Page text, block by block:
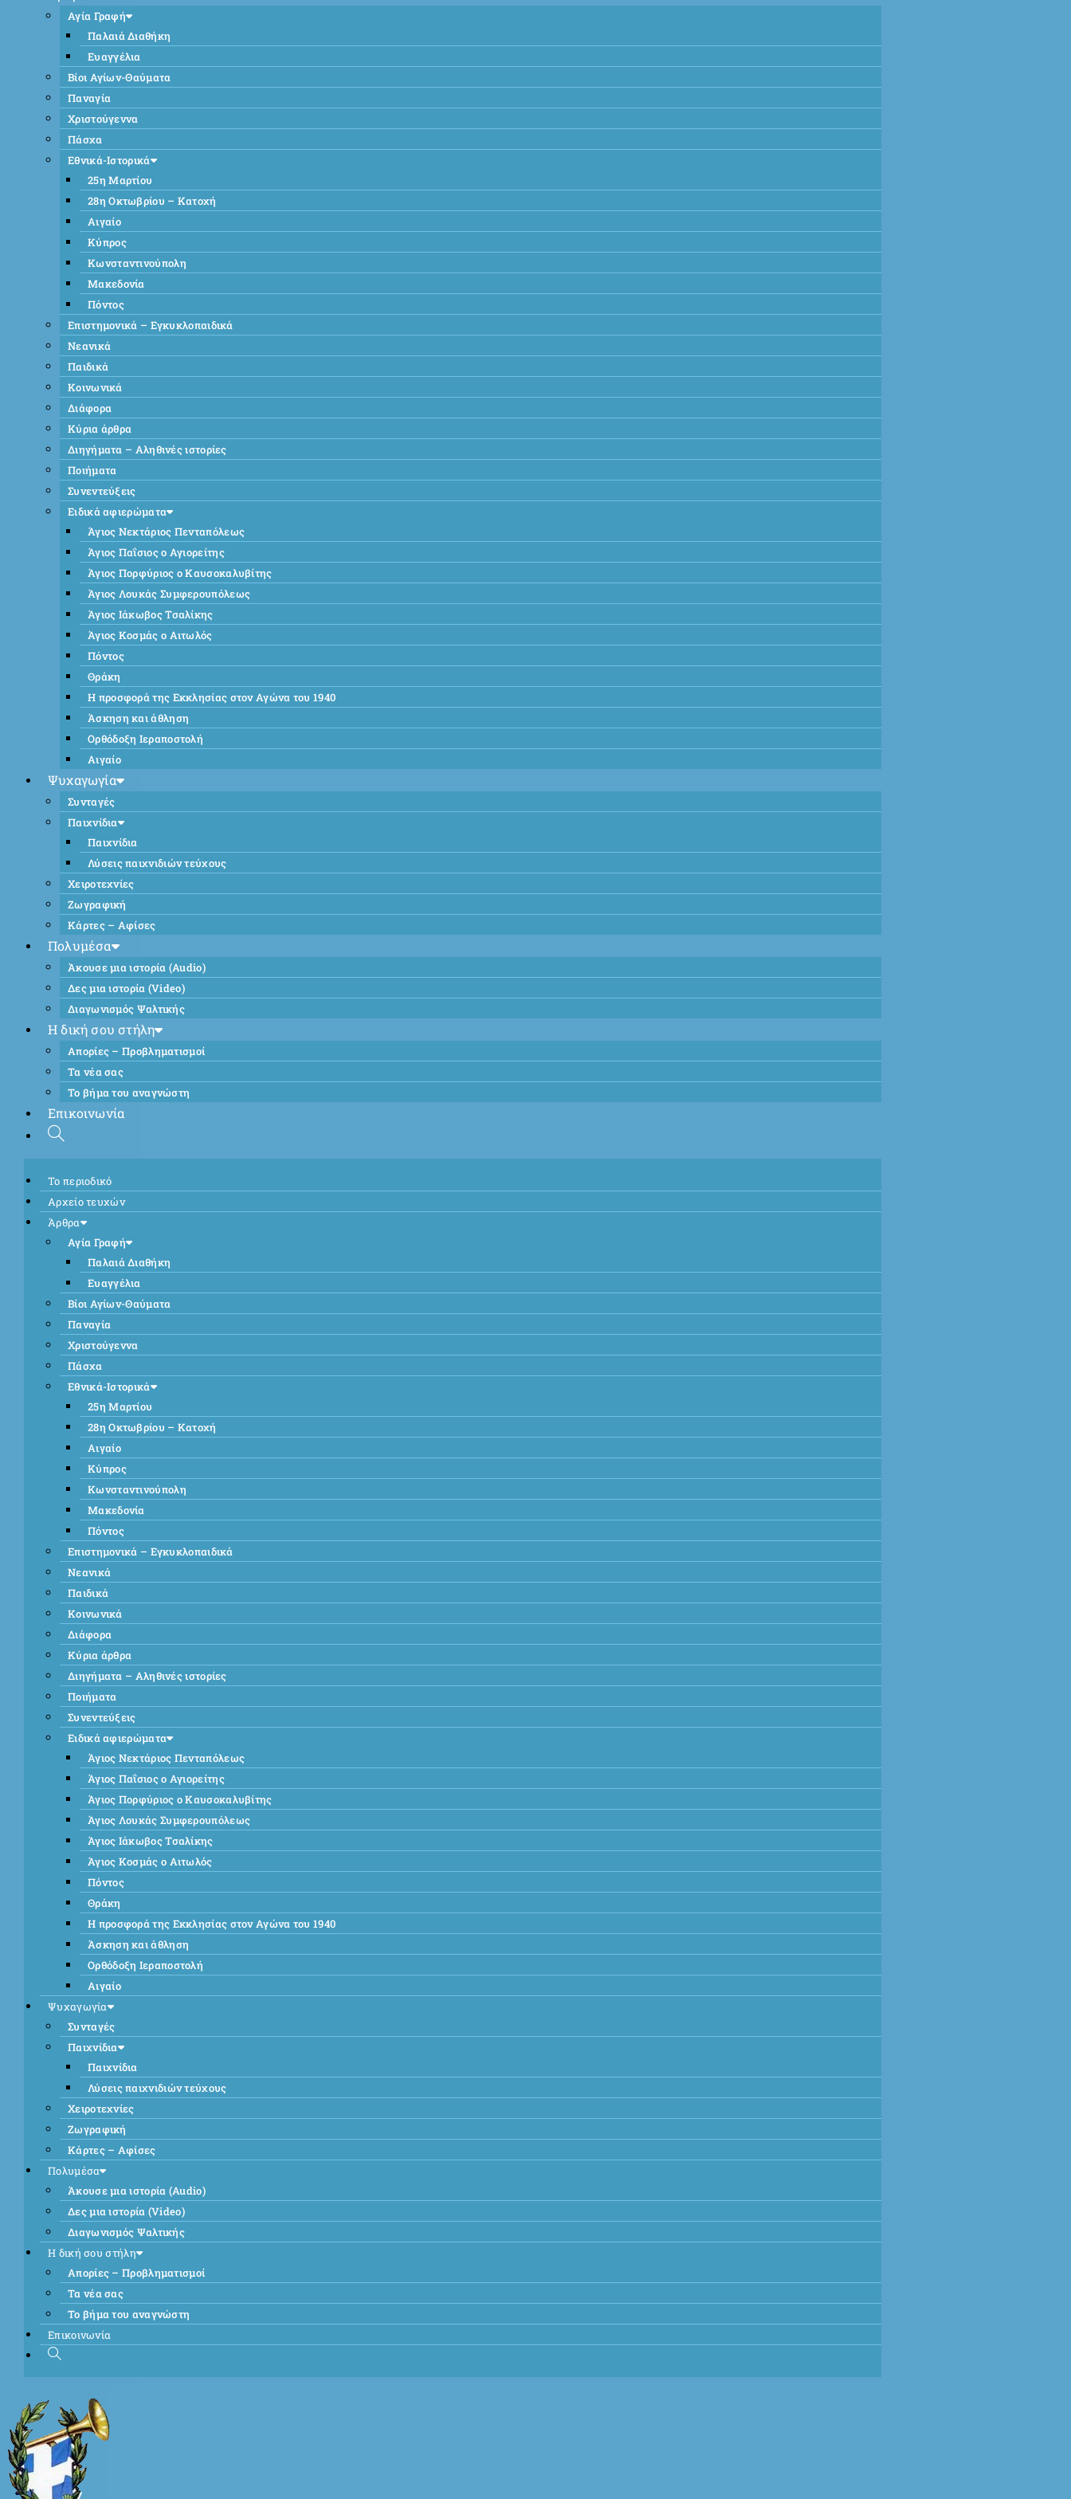
Αγία Γραφή
Παλαιά Διαθήκη
Ευαγγέλια
Βίοι Αγίων-Θαύματα
Παναγία
Χριστούγεννα
Πάσχα
Εθνικά-Ιστορικά
25η Μαρτίου
28η Οκτωβρίου – Κατοχή
Αιγαίο
Κύπρος
Κωνσταντινούπολη
Μακεδονία
Πόντος
Επιστημονικά – Εγκυκλοπαιδικά
Νεανικά
Παιδικά
Κοινωνικά
Διάφορα
Κύρια άρθρα
Διηγήματα – Αληθινές ιστορίες
Ποιήματα
Συνεντεύξεις
Ειδικά αφιερώματα
Άγιος Νεκτάριος Πενταπόλεως
Άγιος Παΐσιος ο Αγιορείτης
Άγιος Πορφύριος ο Καυσοκαλυβίτης
Άγιος Λουκάς Συμφερουπόλεως
Άγιος Ιάκωβος Τσαλίκης
Άγιος Κοσμάς ο Αιτωλός
Πόντος
Θράκη
Η προσφορά της Εκκλησίας στον Αγώνα του 1940
Άσκηση και άθληση
Ορθόδοξη Ιεραποστολή
Αιγαίο
Ψυχαγωγία
Συνταγές
Παιχνίδια
Παιχνίδια
Λύσεις παιχνιδιών τεύχους
Χειροτεχνίες
Ζωγραφική
Κάρτες – Αφίσες
Πολυμέσα
Άκουσε μια ιστορία (Audio)
Δες μια ιστορία (Video)
Διαγωνισμός Ψαλτικής
Η δική σου στήλη
Απορίες – Προβληματισμοί
Τα νέα σας
Το βήμα του αναγνώστη
Επικοινωνία
Το περιοδικό
Αρχείο τευχών
Άρθρα
Αγία Γραφή
Παλαιά Διαθήκη
Ευαγγέλια
Βίοι Αγίων-Θαύματα
Παναγία
Χριστούγεννα
Πάσχα
Εθνικά-Ιστορικά
25η Μαρτίου
28η Οκτωβρίου – Κατοχή
Αιγαίο
Κύπρος
Κωνσταντινούπολη
Μακεδονία
Πόντος
Επιστημονικά – Εγκυκλοπαιδικά
Νεανικά
Παιδικά
Κοινωνικά
Διάφορα
Κύρια άρθρα
Διηγήματα – Αληθινές ιστορίες
Ποιήματα
Συνεντεύξεις
Ειδικά αφιερώματα
Άγιος Νεκτάριος Πενταπόλεως
Άγιος Παΐσιος ο Αγιορείτης
Άγιος Πορφύριος ο Καυσοκαλυβίτης
Άγιος Λουκάς Συμφερουπόλεως
Άγιος Ιάκωβος Τσαλίκης
Άγιος Κοσμάς ο Αιτωλός
Πόντος
Θράκη
Η προσφορά της Εκκλησίας στον Αγώνα του 1940
Άσκηση και άθληση
Ορθόδοξη Ιεραποστολή
Αιγαίο
Ψυχαγωγία
Συνταγές
Παιχνίδια
Παιχνίδια
Λύσεις παιχνιδιών τεύχους
Χειροτεχνίες
Ζωγραφική
Κάρτες – Αφίσες
Πολυμέσα
Άκουσε μια ιστορία (Audio)
Δες μια ιστορία (Video)
Διαγωνισμός Ψαλτικής
Η δική σου στήλη
Απορίες – Προβληματισμοί
Τα νέα σας
Το βήμα του αναγνώστη
Επικοινωνία